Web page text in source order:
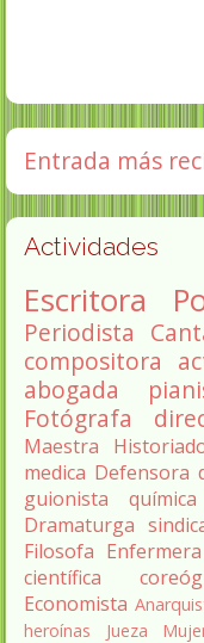
Entrada más
Actividades
Escritora
Periodista
compositora
abogada
Fotógrafa
Maestra
medica Defensora
guionista
química
Dramaturga
Filosofa Enfermera
científica
Economista
heroínas
Jueza